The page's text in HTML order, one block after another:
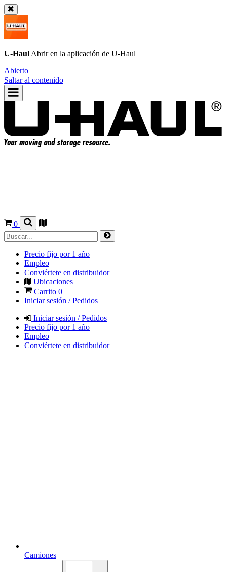
U-Haul Abrir en la aplicación de U-Haul
Abierto
Saltar al contenido
0
Precio fijo por 1 año
Empleo
Conviértete en distribuidor
Ubicaciones
Carrito 0
Iniciar sesión / Pedidos
Iniciar sesión / Pedidos
Precio fijo por 1 año
Empleo
Conviértete en distribuidor
Camiones